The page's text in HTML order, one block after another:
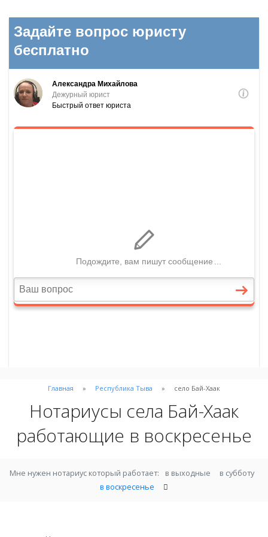
Главная Республика Тыва село Бай-Хаак
Нотариусы села Бай-Хаак
работающие в воскресенье
Мне нужен нотариус который работает: в выходные
в субботу
в воскресенье